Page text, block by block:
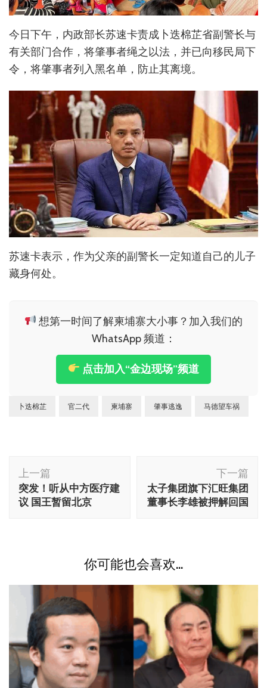
今日下午，内政部长苏速卡责成卜迭棉芷省副警长与
有关部门合作，将肇事者绳之以法，并已向移民局下
令，将肇事者列入黑名单，防止其离境。
苏速卡表示，作为父亲的副警长一定知道自己的儿子
藏身何处。
想第一时间了解柬埔寨大小事？加入我们的
WhatsApp 频道：
点击加入“金边现场”频道
卜迭棉芷 官二代 柬埔寨 肇事逃逸 马德望车祸
博
文
导
上一篇
突发！听从中方医疗建
议 国王暂留北京
下一篇
太子集团旗下汇旺集团
董事长李雄被押解回国
你可能也会喜欢...